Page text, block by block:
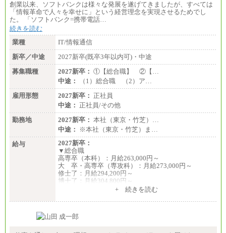
（４）
月給：201,000円～
想定年収：360万円～680万円
・520万円/32歳・月給29万円
年収例は賞与含む、残業代・家族手当含まず
※キャリアや能力等を考慮の上、当社規定により確
定します
※残業手当：別途支給
※固定給に固定残業代含まず
※試用期間中も給与に変更なし
創業以来、ソフトバンクは様々な発展を遂げてきましたが、すべては
「情報革命で人々を幸せに」という経営理念を実現させるためでし
た。 「ソフトバンク=携帯電話…
続きを読む
業種
IT/情報通信
新卒／中途
2027新卒(既卒3年以内可)・中途
募集職種
2027新卒： ①【総合職】 ②【…
中途：
（1）総合職 （2）ア…
雇用形態
2027新卒： 正社員
中途： 正社員/その他
勤務地
2027新卒： 本社（東京・竹芝）…
中途：
※本社（東京・竹芝）ま…
給与
2027新卒：
▼総合職
高専卒（本科）：月給263,000円～
大 卒・高専卒（専攻科）：月給273,000円～
修士了：月給294,200円～
博士了：月給304,800円～
で、それらを入社後の実業務において発揮できると
することがあります
+ 続きを読む